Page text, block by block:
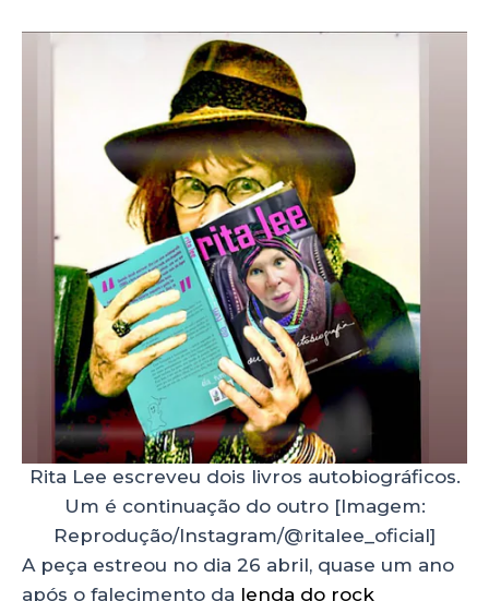
Rita Lee escreveu dois livros autobiográficos.
Um é continuação do outro [Imagem:
Reprodução/Instagram/@ritalee_oficial]
A peça estreou no dia 26 abril, quase um ano
após o falecimento da lenda do rock